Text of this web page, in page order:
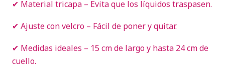
✔ Material tricapa – Evita que los líquidos traspasen.
✔ Ajuste con velcro – Fácil de poner y quitar.
✔ Medidas ideales – 15 cm de largo y hasta 24 cm de
cuello.